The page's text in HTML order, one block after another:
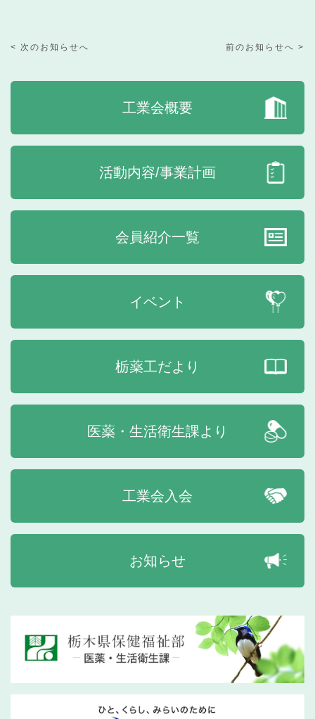
< 次のお知らせへ 前のお知らせへ >
工業会概要
活動内容/事業計画
会員紹介一覧
イベント
栃薬工だより
医薬・生活衛生課より
工業会入会
お知らせ